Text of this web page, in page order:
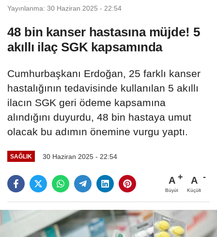
Yayınlanma: 30 Haziran 2025 - 22:54
48 bin kanser hastasına müjde! 5
akıllı ilaç SGK kapsamında
Cumhurbaşkanı Erdoğan, 25 farklı kanser
hastalığının tedavisinde kullanılan 5 akıllı
ilacın SGK geri ödeme kapsamına
alındığını duyurdu, 48 bin hastaya umut
olacak bu adımın önemine vurgu yaptı.
SAĞLIK 30 Haziran 2025 - 22:54
A
Büyüt
A
Küçült